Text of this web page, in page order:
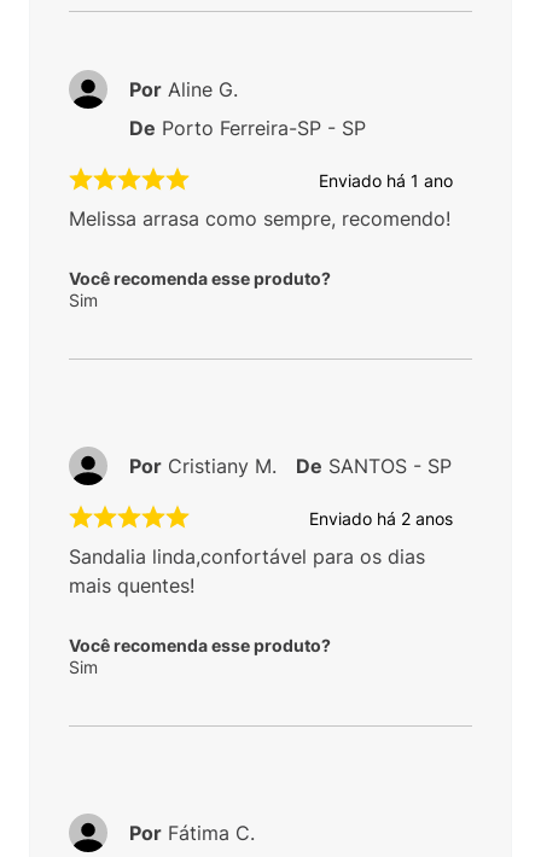
Enviado há 1 ano
Melissa arrasa como sempre, recomendo!
Você recomenda esse produto?
Sim
Por Aline G.
De Porto Ferreira-SP - SP
Enviado há 2 anos
Sandalia linda,confortável para os dias
mais quentes!
Você recomenda esse produto?
Sim
Por Cristiany M. De SANTOS - SP
Por Fátima C.